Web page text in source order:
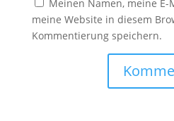
Meinen Namen, meine E-
meine Website in diesem
Kommentierung speichern.